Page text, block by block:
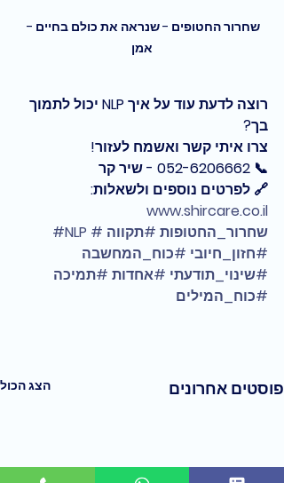
שחרור החטופים - שנראה את כולם בחיים -
אמן
רוצה לדעת עוד על איך NLP יכול לתמוך
בך?
צרו איתי קשר ואשמח לעזור!
📞 052-6206662 - שיר קר
🔗 לפרטים נוספים ולשאלות:
www.shircare.co.il
#NLP
#שחרור_החטופות #תקווה
#חזון_חיובי #כוח_המחשבה
#שינוי_תודעתי #אחדות #תמיכה
#כוח_המילים
פוסטים אחרונים הצג הכול